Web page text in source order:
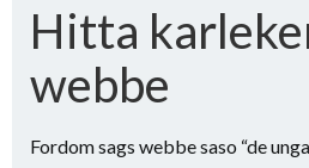
Hitta
webbe
Fordom sags webbe saso “de